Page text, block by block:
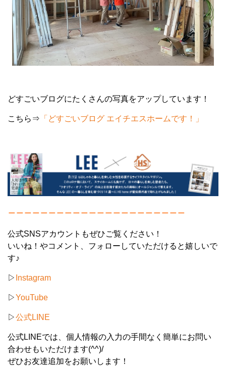
どすごいブログにたくさんの写真をアップしています！
こちら⇒ 「どすごいブログ エイチエスホームです！」
公式SNSアカウントもぜひご覧ください！
いいね！やコメント、フォローしていただけると嬉しいで
す♪
▷ Instagram
▷YouTube
▷公式LINE
公式LINEでは、個人情報の入力の手間なく簡単にお問い
合わせもいただけます(^^)/
ぜひお友達追加をお願いします！